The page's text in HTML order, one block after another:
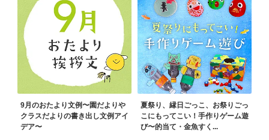
9月のおたより文例〜園だよりや
クラスだよりの書き出し文例アイ
デア〜
夏祭り、縁日ごっこ、お祭りごっ
こにもってこい！手作りゲーム遊
び〜的当て・金魚すく...